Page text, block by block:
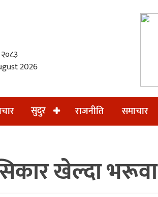
2026
सुदुर राजनीति समाचार
खेल्दा